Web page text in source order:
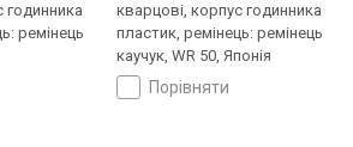
годинника
ремінець
кварцові, корпус годинника
пластик, ремінець: ремінець
каучук, WR 50, Японія
порівняти